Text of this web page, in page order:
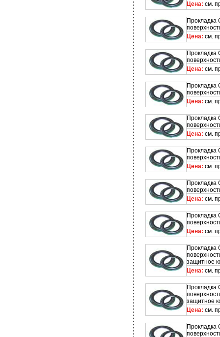
Цена: см.
Прокладка
Цена: см.
Прокладка
Цена: см.
Прокладка
Цена: см.
Прокладка
Цена: см.
Прокладка
Цена: см.
Прокладка
Цена: см.
Прокладка
Цена: см.
Прокладка
защитное
Цена: см.
Прокладка
защитное
Цена: см.
Прокладка